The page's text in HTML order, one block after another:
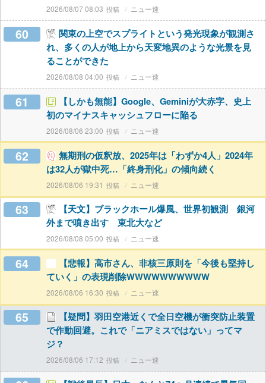
2026/08/07 08:03 ニュー速
60
関東の上空でスプライトという発光現象が観測さ
れ、多くの人が地上から天変地異のような光景を見
ることができた
2026/08/08 04:00 ニュー速
61
【しかも無能】Google、Geminiが大赤字、史上
初のマイナスキャッシュフローに陥る
2026/08/06 23:00 ニュー速
62
無期刑の仮釈放、2025年は「わずか4人」2024年
は32人が獄中死…「終身刑化」の傾向続く
2026/08/06 19:31 ニュー速
63
【天文】ブラックホール爆風、世界初観測 銀河
外まで噴き出す 東北大など
2026/08/08 05:00 ニュー速
64
【悲報】高市さん、非核三原則を「今後も堅持し
ていく」の表現削除WWWWWWWWWW
2026/08/06 16:30 ニュー速
65
【疑問】羽田空港近くで全日空機が衝突防止装置
で作動回避。これで「ニアミスではない」ってマ
ジ？
2026/08/06 17:12 ニュー速